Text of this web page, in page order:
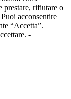
prestare, rifiutare o
acconsentire
“Accetta”.
-